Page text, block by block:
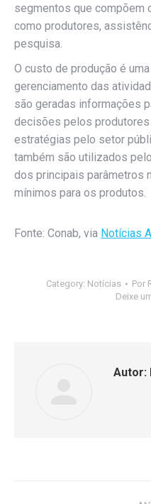
segmentos que compõem
como produtores,
pesquisa.
O custo de produção é
gerenciamento das
são geradas informações
decisões pelos produtores
estratégias pelo setor
também são utilizados
dos principais parâmetros
mínimos para os produtos.
Fonte: Conab, via Notícias
Category: Notícias Por
Deixe
Autor: